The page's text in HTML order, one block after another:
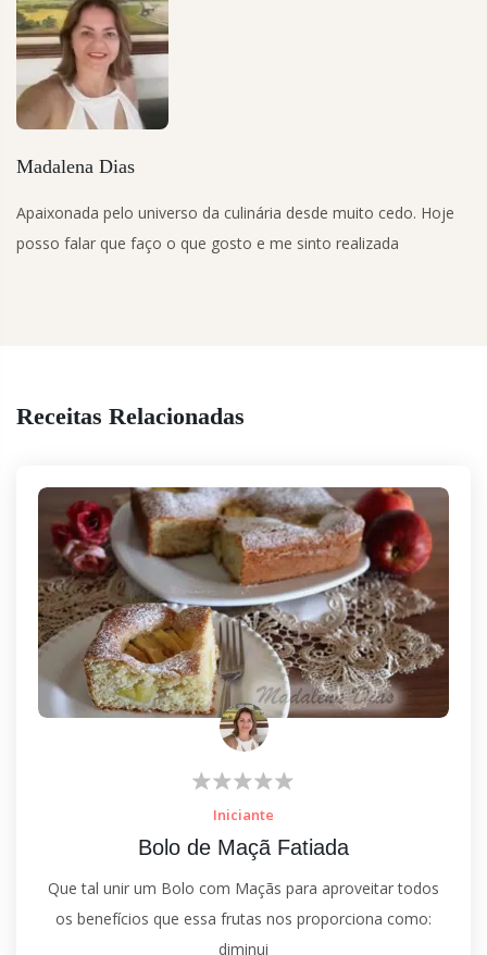
Madalena Dias
Apaixonada pelo universo da culinária desde muito cedo. Hoje
posso falar que faço o que gosto e me sinto realizada
Receitas Relacionadas
Iniciante
Bolo de Maçã Fatiada
Que tal unir um Bolo com Maçãs para aproveitar todos
os benefícios que essa frutas nos proporciona como:
diminui